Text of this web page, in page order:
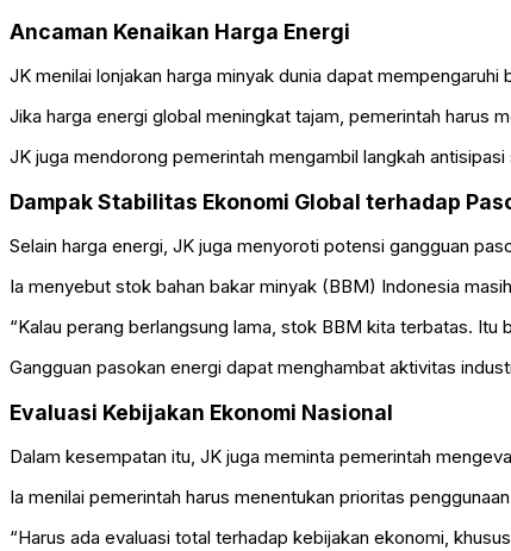
Ancaman Kenaikan Harga Energi
JK menilai lonjakan harga minyak dunia dapat
Jika harga energi global meningkat tajam, pemerintah harus
JK juga mendorong pemerintah mengambil langkah
Dampak Stabilitas Ekonomi Global terhadap
Selain harga energi, JK juga menyoroti potensi gangguan
Ia menyebut stok bahan bakar minyak (BBM) Indonesia
“Kalau perang berlangsung lama, stok BBM kita terbatas. Itu
Gangguan pasokan energi dapat menghambat aktivitas
Evaluasi Kebijakan Ekonomi Nasional
Dalam kesempatan itu, JK juga meminta pemerintah
Ia menilai pemerintah harus menentukan prioritas
“Harus ada evaluasi total terhadap kebijakan ekonomi,